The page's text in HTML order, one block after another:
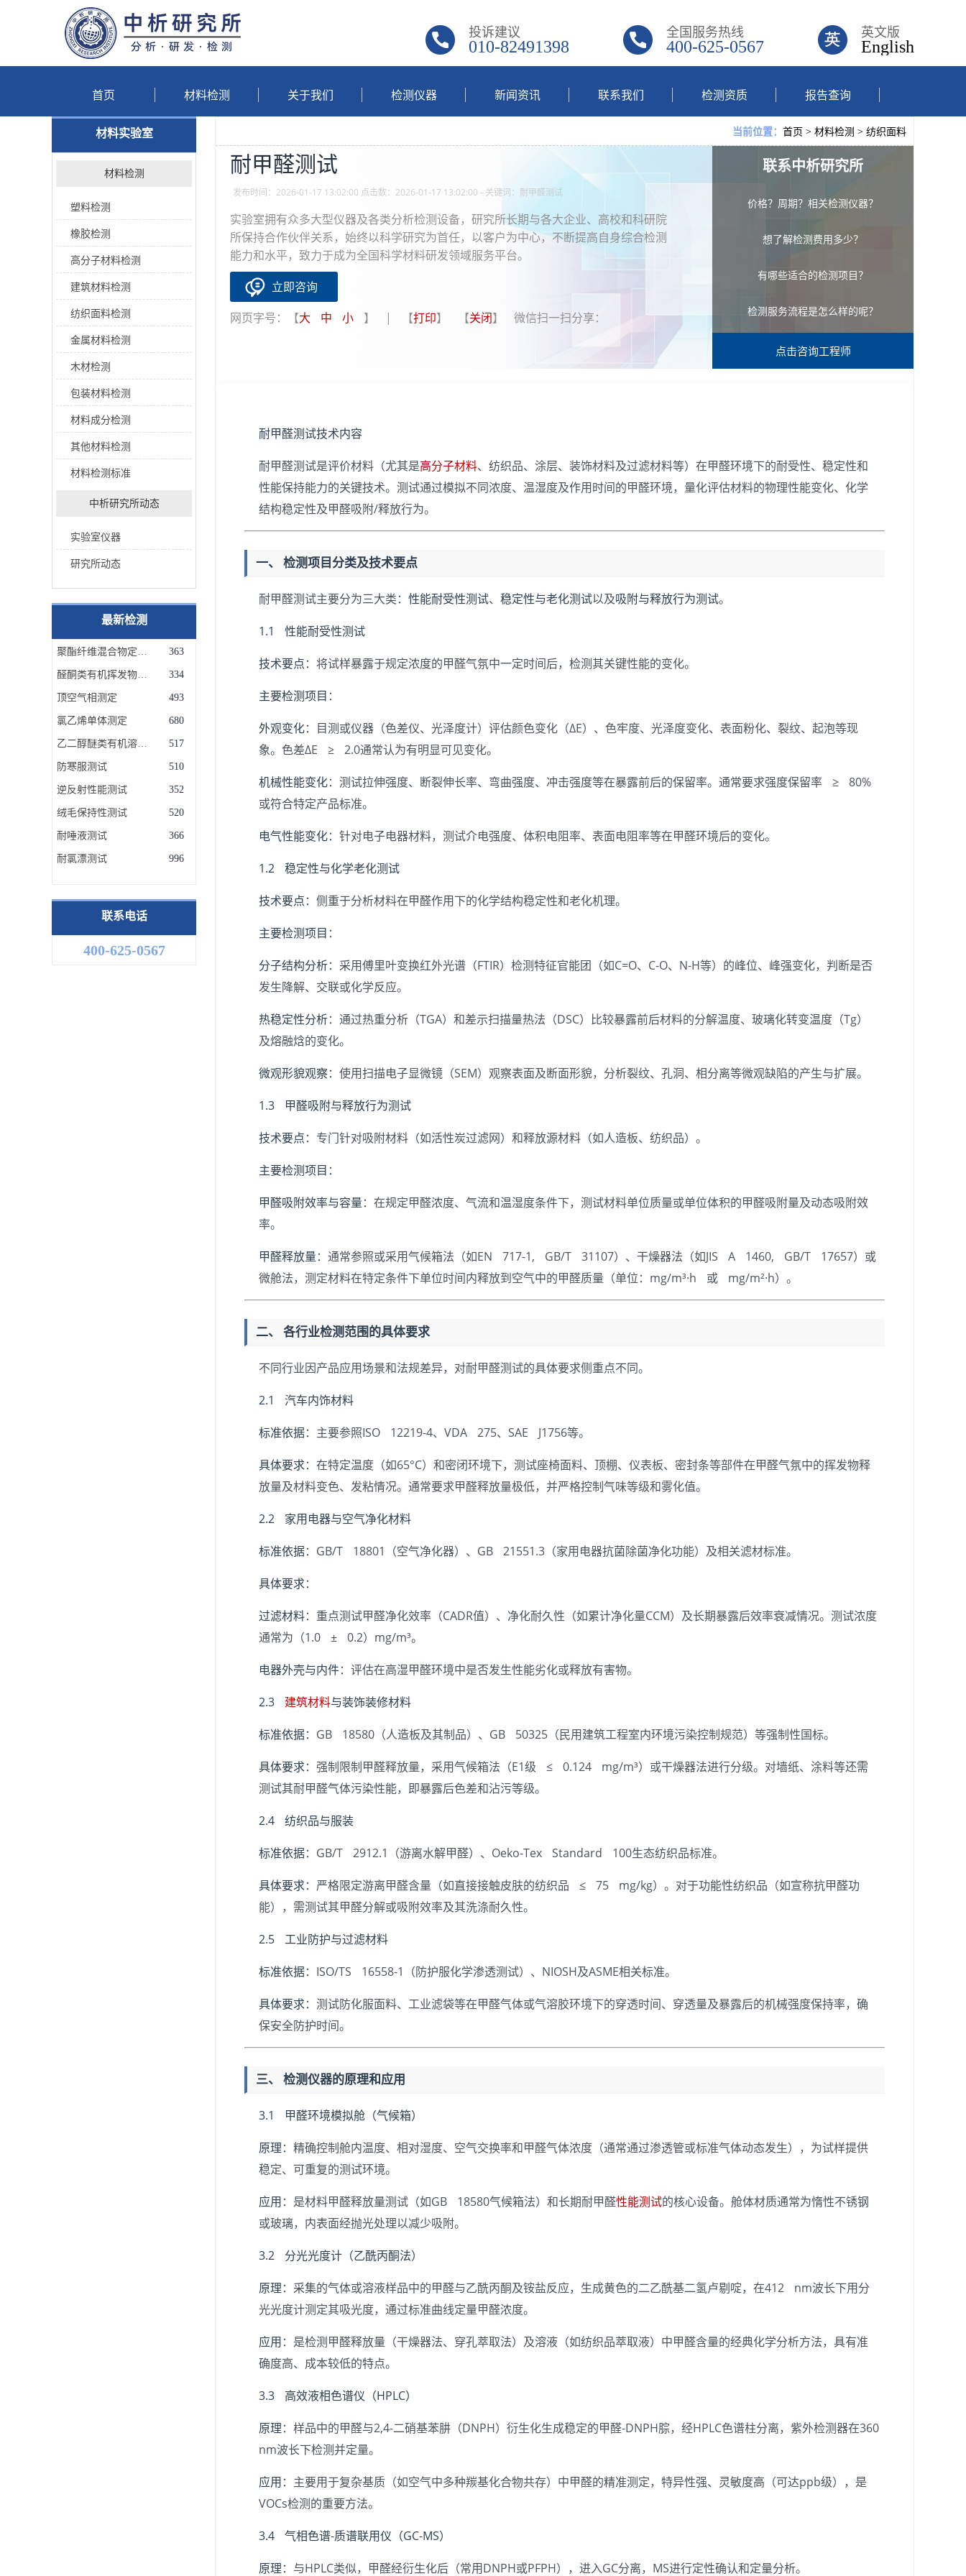
英文版
English
全国服务热线
400-625-0567
投诉建议
010-82491398
首页 材料检测 关于我们 检测仪器 新闻资讯 联系我们 检测资质 报告查询
当前位置： 首页 > 材料检测 > 纺织面料
耐甲醛测试
发布时间：2026-01-17 13:02:00 点击数：2026-01-17 13:02:00 - 关键词：耐甲醛测试
实验室拥有众多大型仪器及各类分析检测设备，研究所长期与各大企业、高校和科研院
所保持合作伙伴关系，始终以科学研究为首任，以客户为中心，不断提高自身综合检测
能力和水平，致力于成为全国科学材料研发领域服务平台。
立即咨询
网页字号：【大 中 小 】 | 【打印】 【关闭】 微信扫一扫分享：
联系中析研究所
价格？周期？相关检测仪器？
想了解检测费用多少？
有哪些适合的检测项目？
检测服务流程是怎么样的呢？
点击咨询工程师
耐甲醛测试技术内容
耐甲醛测试是评价材料（尤其是高分子材料、纺织品、涂层、装饰材料及过滤材料等）在甲醛环境下的耐受性、稳定性和
性能保持能力的关键技术。测试通过模拟不同浓度、温湿度及作用时间的甲醛环境，量化评估材料的物理性能变化、化学
结构稳定性及甲醛吸附/释放行为。
一、 检测项目分类及技术要点
耐甲醛测试主要分为三大类： 性能耐受性测试、 稳定性与老化测试以及吸附与释放行为测试。
1.1 性能耐受性测试
技术要点：将试样暴露于规定浓度的甲醛气氛中一定时间后，检测其关键性能的变化。
主要检测项目 ：
外观变化：目测或仪器（色差仪、光泽度计）评估颜色变化（ΔE）、色牢度、光泽度变化、表面粉化、裂纹、起泡等现
象。色差ΔE ≥ 2.0通常认为有明显可见变化。
机械性能变化：测试拉伸强度、断裂伸长率、弯曲强度、冲击强度等在暴露前后的保留率。通常要求强度保留率 ≥ 80%
或符合特定产品标准。
电气性能变化：针对电子电器材料，测试介电强度、体积电阻率、表面电阻率等在甲醛环境后的变化。
1.2 稳定性与化学老化测试
技术要点：侧重于分析材料在甲醛作用下的化学结构稳定性和老化机理。
主要检测项目 ：
分子结构分析：采用傅里叶变换红外光谱（FTIR）检测特征官能团（如C=O、C-O、N-H等）的峰位、峰强变化，判断是否
发生降解、交联或化学反应。
热稳定性分析：通过热重分析（TGA）和差示扫描量热法（DSC）比较暴露前后材料的分解温度、玻璃化转变温度（Tg）
及熔融焓的变化。
微观形貌观察：使用扫描电子显微镜（SEM）观察表面及断面形貌，分析裂纹、孔洞、相分离等微观缺陷的产生与扩展。
1.3 甲醛吸附与释放行为测试
技术要点：专门针对吸附材料（如活性炭过滤网）和释放源材料（如人造板、纺织品）。
主要检测项目 ：
甲醛吸附效率与容量：在规定甲醛浓度、气流和温湿度条件下，测试材料单位质量或单位体积的甲醛吸附量及动态吸附效
率。
甲醛释放量：通常参照或采用气候箱法（如EN 717-1, GB/T 31107）、干燥器法（如JIS A 1460, GB/T 17657）或
微舱法，测定材料在特定条件下单位时间内释放到空气中的甲醛质量（单位：mg/m³·h 或 mg/m²·h）。
二、 各行业检测范围的具体要求
不同行业因产品应用场景和法规差异，对耐甲醛测试的具体要求侧重点不同。
2.1 汽车内饰材料
标准依据：主要参照ISO 12219-4、VDA 275、SAE J1756等。
具体要求：在特定温度（如65°C）和密闭环境下，测试座椅面料、顶棚、仪表板、密封条等部件在甲醛气氛中的挥发物释
放量及材料变色、发粘情况。通常要求甲醛释放量极低，并严格控制气味等级和雾化值。
2.2 家用电器与空气净化材料
标准依据：GB/T 18801（空气净化器）、GB 21551.3（家用电器抗菌除菌净化功能）及相关滤材标准。
具体要求：
过滤材料：重点测试甲醛净化效率（CADR值）、净化耐久性（如累计净化量CCM）及长期暴露后效率衰减情况。测试浓度
通常为（1.0 ± 0.2）mg/m³。
电器外壳与内件：评估在高湿甲醛环境中是否发生性能劣化或释放有害物。
2.3 建筑材料与装饰装修材料
标准依据：GB 18580（人造板及其制品）、GB 50325（民用建筑工程室内环境污染控制规范）等强制性国标。
具体要求：强制限制甲醛释放量，采用气候箱法（E1级 ≤ 0.124 mg/m³）或干燥器法进行分级。对墙纸、涂料等还需
测试其耐甲醛气体污染性能，即暴露后色差和沾污等级。
2.4 纺织品与服装
标准依据：GB/T 2912.1（游离水解甲醛）、Oeko-Tex Standard 100生态纺织品标准。
具体要求：严格限定游离甲醛含量（如直接接触皮肤的纺织品 ≤ 75 mg/kg）。对于功能性纺织品（如宣称抗甲醛功
能），需测试其甲醛分解或吸附效率及其洗涤耐久性。
2.5 工业防护与过滤材料
标准依据：ISO/TS 16558-1（防护服化学渗透测试）、NIOSH及ASME相关标准。
具体要求：测试防化服面料、工业滤袋等在甲醛气体或气溶胶环境下的穿透时间、穿透量及暴露后的机械强度保持率，确
保安全防护时间。
三、 检测仪器的原理和应用
3.1 甲醛环境模拟舱（气候箱）
原理：精确控制舱内温度、相对湿度、空气交换率和甲醛气体浓度（通常通过渗透管或标准气体动态发生），为试样提供
稳定、可重复的测试环境。
应用：是材料甲醛释放量测试（如GB 18580气候箱法）和长期耐甲醛性能测试的核心设备。舱体材质通常为惰性不锈钢
或玻璃，内表面经抛光处理以减少吸附。
3.2 分光光度计（乙酰丙酮法）
原理：采集的气体或溶液样品中的甲醛与乙酰丙酮及铵盐反应，生成黄色的二乙酰基二氢卢剔啶，在412 nm波长下用分
光光度计测定其吸光度，通过标准曲线定量甲醛浓度。
应用：是检测甲醛释放量（干燥器法、穿孔萃取法）及溶液（如纺织品萃取液）中甲醛含量的经典化学分析方法，具有准
确度高、成本较低的特点。
3.3 高效液相色谱仪（HPLC）
原理：样品中的甲醛与2,4-二硝基苯肼（DNPH）衍生化生成稳定的甲醛-DNPH腙，经HPLC色谱柱分离，紫外检测器在360
nm波长下检测并定量。
应用：主要用于复杂基质（如空气中多种羰基化合物共存）中甲醛的精准测定，特异性强、灵敏度高（可达ppb级），是
VOCs检测的重要方法。
3.4 气相色谱-质谱联用仪（GC-MS）
原理：与HPLC类似，甲醛经衍生化后（常用DNPH或PFPH），进入GC分离，MS进行定性确认和定量分析。
材料实验室
材料检测
塑料检测
橡胶检测
高分子材料检测
建筑材料检测
纺织面料检测
金属材料检测
木材检测
包装材料检测
材料成分检测
其他材料检测
材料检测标准
中析研究所动态
实验室仪器
研究所动态
最新检测
聚酯纤维混合物定量分析 363
醛酮类有机挥发物测定 334
顶空气相测定 493
氯乙烯单体测定 680
乙二醇醚类有机溶剂残留量测定 517
防寒服测试 510
逆反射性能测试 352
绒毛保持性测试 520
耐唾液测试 366
耐氯漂测试 996
联系电话
400-625-0567